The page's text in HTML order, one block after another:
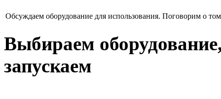
Обсуждаем оборудование для использования. Поговорим о
Выбираем
запускаем